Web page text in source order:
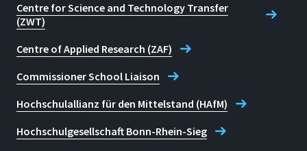
Centre for Science and Technology Transfer
(ZWT)
Centre of Applied Research (ZAF)
Commissioner School Liaison
Hochschulallianz für den Mittelstand (HAfM)
Hochschulgesellschaft Bonn-Rhein-Sieg